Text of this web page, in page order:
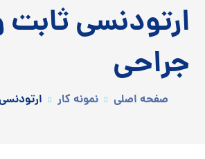
ارتودنسی ثابت
جراحی
صفحه اصلی نمونه کار